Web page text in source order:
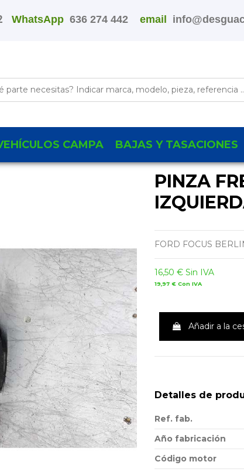
WhatsApp636 274 442 email
CAMPA BAJAS Y TASACIONES
PINZA
FORD FOCUS
16,50 € Sin IVA
19,97 € Con IVA
Añadir a la
Detalles de
Ref. fab.
Año fabricación
Código motor